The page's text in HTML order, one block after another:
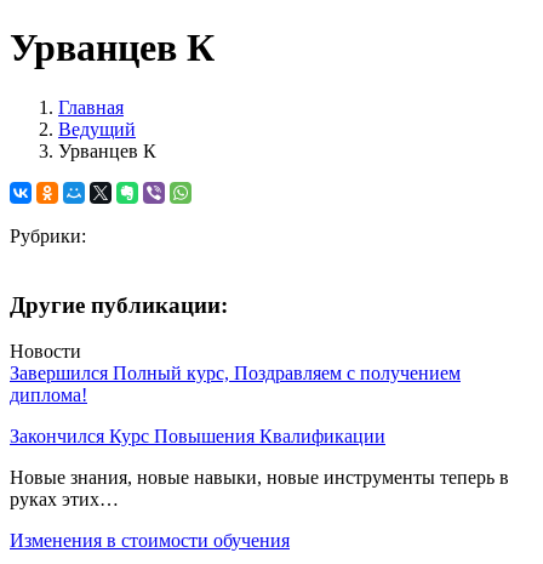
Урванцев К
Главная
Ведущий
Урванцев К
Рубрики:
Другие публикации:
Новости
Завершился Полный курс, Поздравляем с получением
диплома!
Закончился Курс Повышения Квалификации
Новые знания, новые навыки, новые инструменты теперь в
руках этих…
Изменения в стоимости обучения